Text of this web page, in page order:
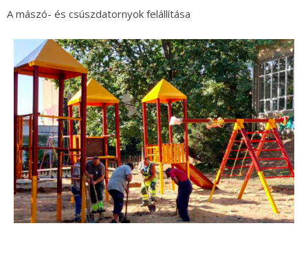
A mászó- és csúszdatornyok felállítása